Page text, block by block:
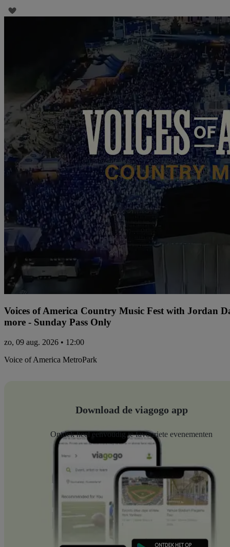
Voices of America Country Music Fest with Jordan
more - Sunday Pass Only
zo, 09 aug. 2026 • 12:00
Voice of America MetroPark
Download de viagogo app
Ontdek heel eenvoudig je favouriete evenementen